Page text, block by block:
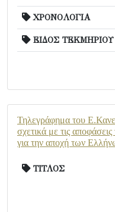
ΧΡΟΝΟΛΟΓΙΑ
ΕΙΔΟΣ ΤΕΚΜΗΡΙΟΥ
Τηλεγράφημα του
σχετικά με τις
για την αποχή των
ΤΙΤΛΟΣ